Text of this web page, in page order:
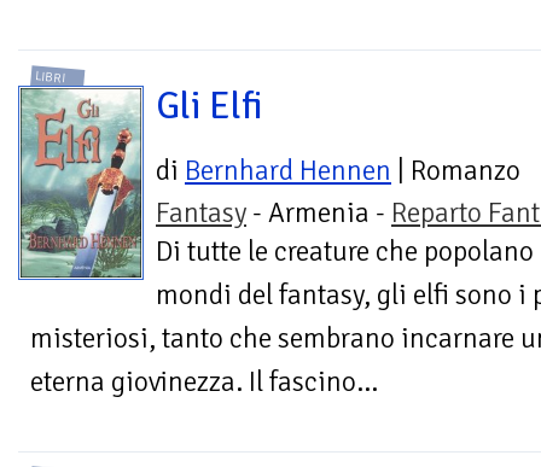
LIBRI
Gli Elfi
di Bernhard Hennen | Romanzo
Fantasy - Armenia - Reparto
Di tutte le creature che
mondi del fantasy, gli elfi sono
misteriosi, tanto che sembrano incarnare
eterna giovinezza. Il fascino...